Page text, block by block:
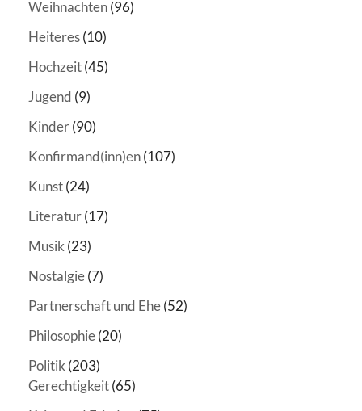
Weihnachten(96)
Heiteres(10)
Hochzeit(45)
Jugend (9)
Kinder(90)
Konfirmand(inn)en(107)
Kunst(24)
Literatur(17)
Musik (23)
Nostalgie(7)
Partnerschaft und Ehe(52)
Philosophie(20)
Politik (203)
Gerechtigkeit(65)